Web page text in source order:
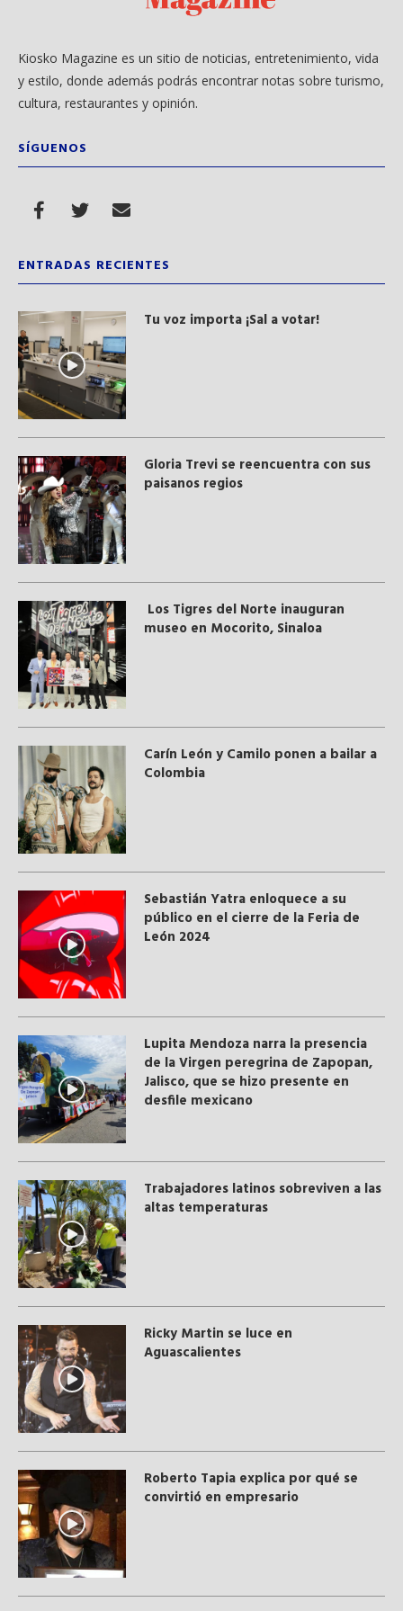
Kiosko Magazine es un sitio de noticias, entretenimiento, vida
y estilo, donde además podrás encontrar notas sobre turismo,
cultura, restaurantes y opinión.
SÍGUENOS
ENTRADAS RECIENTES
Tu voz importa ¡Sal a votar!
Gloria Trevi se reencuentra con sus
paisanos regios
Los Tigres del Norte inauguran
museo en Mocorito, Sinaloa
Carín León y Camilo ponen a bailar a
Colombia
Sebastián Yatra enloquece a su
público en el cierre de la Feria de
León 2024
Lupita Mendoza narra la presencia
de la Virgen peregrina de Zapopan,
Jalisco, que se hizo presente en
desfile mexicano
Trabajadores latinos sobreviven a las
altas temperaturas
Ricky Martin se luce en
Aguascalientes
Roberto Tapia explica por qué se
convirtió en empresario